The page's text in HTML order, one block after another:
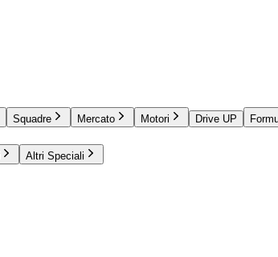
Squadre Mercato Motori Drive UP
Altri Speciali